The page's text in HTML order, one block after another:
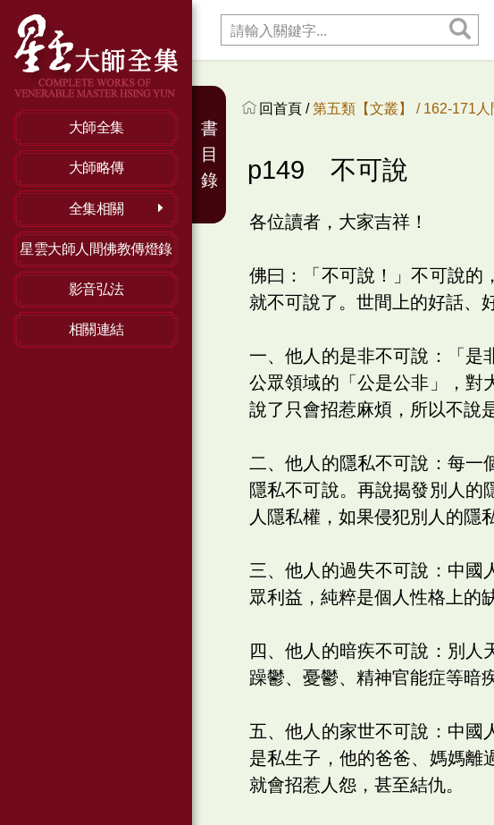
大師全集
大師略傳
全集相關
星雲大師人間佛教傳燈錄
影音弘法
相關連結
回首頁 /第五類【文叢】 / 162-171
p149 不可說
各位讀者，大家吉祥！
佛曰：「不可說！」不可說的
就不可說了。世間上的好話、
一、他人的是非不可說：「是
公眾領域的「公是公非」，對
說了只會招惹麻煩，所以不說
二、他人的隱私不可說：每一
隱私不可說。再說揭發別人的
人隱私權，如果侵犯別人的隱
三、他人的過失不可說：中國
眾利益，純粹是個人性格上的
四、他人的暗疾不可說：別人
躁鬱、憂鬱、精神官能症等暗
五、他人的家世不可說：中國
是私生子，他的爸爸、媽媽離
就會招惹人怨，甚至結仇。
書
目
錄